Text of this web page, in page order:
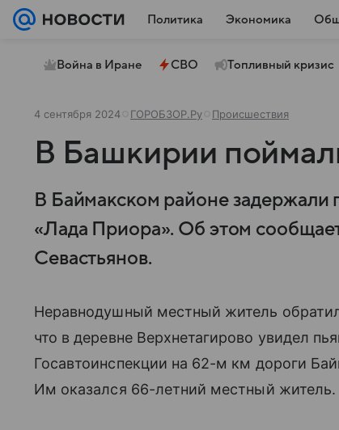
Политика Экономика
Война в Иране СВО Топливный кризис
4 сентября 2024 ГОРОБЗОР.Ру Происшествия
В Башкирии
В Баймакском районе задержали
«Лада Приора». Об этом
Севастьянов.
Неравнодушный местный житель
что в деревне Верхнетагирово увидел
Госавтоинспекции на 62-м км дороги
Им оказался 66-летний местный житель.